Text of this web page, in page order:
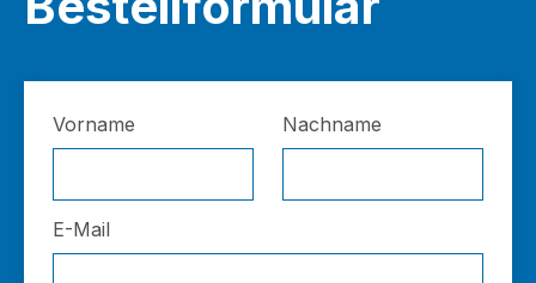
Vorname Nachname
E-Mail